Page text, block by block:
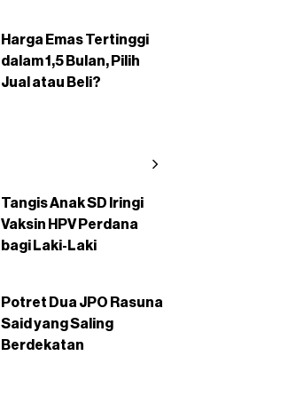
Harga Emas Tertinggi
dalam 1,5 Bulan, Pilih
Jual atau Beli?
Tangis Anak SD Iringi
Vaksin HPV Perdana
bagi Laki-Laki
Potret Dua JPO Rasuna
Said yang Saling
Berdekatan